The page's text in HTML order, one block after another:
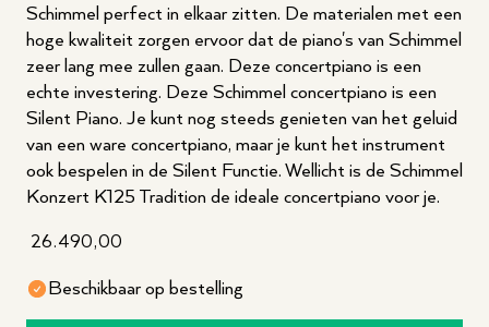
Schimmel perfect in elkaar zitten. De materialen met een
hoge kwaliteit zorgen ervoor dat de piano's van Schimmel
zeer lang mee zullen gaan. Deze concertpiano is een
echte investering. Deze Schimmel concertpiano is een
Silent Piano. Je kunt nog steeds genieten van het geluid
van een ware concertpiano, maar je kunt het instrument
ook bespelen in de Silent Functie. Wellicht is de Schimmel
Konzert K125 Tradition de ideale concertpiano voor je.
26.490,00
Beschikbaar op bestelling